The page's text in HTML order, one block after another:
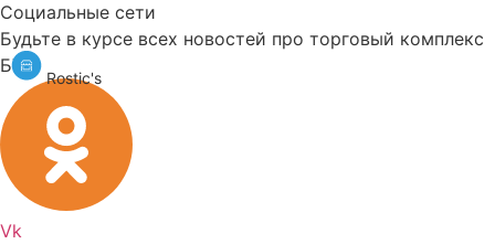
Rostic's
Социальные сети
Будьте в курсе всех новостей про торговый комплекс
БУМ
Vk